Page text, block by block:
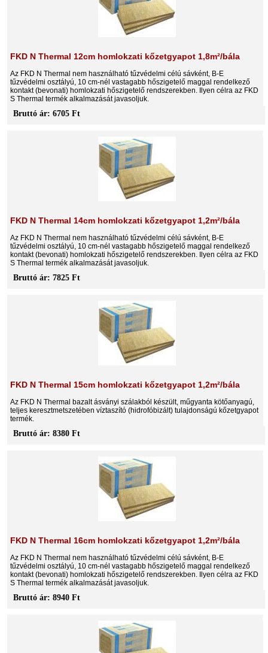
FKD N Thermal 12cm homlokzati kőzetgyapot 1,8m²/bála
Az FKD N Thermal nem használható tűzvédelmi célú sávként, B-E
tűzvédelmi osztályú, 10 cm-nél vastagabb hőszigetelő maggal rendelkező
kontakt (bevonati) homlokzati hőszigetelő rendszerekben. Ilyen célra az FKD
S Thermal termék alkalmazását javasoljuk.
Bruttó ár: 6705 Ft
FKD N Thermal 14cm homlokzati kőzetgyapot 1,2m²/bála
Az FKD N Thermal nem használható tűzvédelmi célú sávként, B-E
tűzvédelmi osztályú, 10 cm-nél vastagabb hőszigetelő maggal rendelkező
kontakt (bevonati) homlokzati hőszigetelő rendszerekben. Ilyen célra az FKD
S Thermal termék alkalmazását javasoljuk.
Bruttó ár: 7825 Ft
FKD N Thermal 15cm homlokzati kőzetgyapot 1,2m²/bála
Az FKD N Thermal bazalt ásványi szálakból készült, műgyanta kötőanyagú,
teljes keresztmetszetében víztaszító (hidrofóbizált) tulajdonságú kőzetgyapot
termék.
Bruttó ár: 8380 Ft
FKD N Thermal 16cm homlokzati kőzetgyapot 1,2m²/bála
Az FKD N Thermal nem használható tűzvédelmi célú sávként, B-E
tűzvédelmi osztályú, 10 cm-nél vastagabb hőszigetelő maggal rendelkező
kontakt (bevonati) homlokzati hőszigetelő rendszerekben. Ilyen célra az FKD
S Thermal termék alkalmazását javasoljuk.
Bruttó ár: 8940 Ft